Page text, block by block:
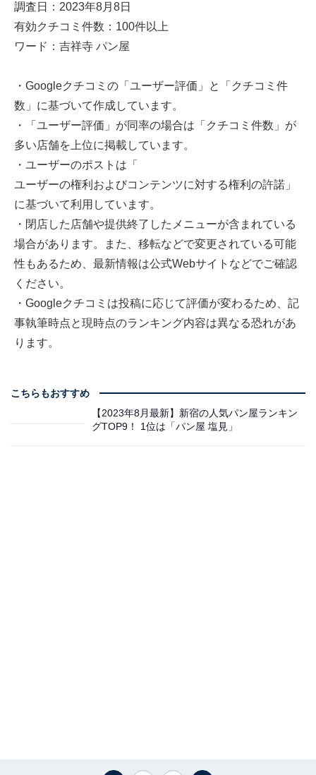
調査日：2023年8月8日
有効クチコミ件数：100件以上
ワード：吉祥寺 パン屋
・Googleクチコミの「ユーザー評価」と「クチコミ件
数」に基づいて作成しています。
・「ユーザー評価」が同率の場合は「クチコミ件数」が
多い店舗を上位に掲載しています。
・ユーザーのポストは「
ユーザーの権利およびコンテンツに対する権利の許諾 」
に基づいて利用しています。
・閉店した店舗や提供終了したメニューが含まれている
場合があります。また、移転などで変更されている可能
性もあるため、最新情報は公式Webサイトなどでご確認
ください。
・Googleクチコミは投稿に応じて評価が変わるため、記
事執筆時点と現時点のランキング内容は異なる恐れがあ
ります。
こちらもおすすめ
【2023年8月最新】新宿の人気パン屋ランキン
グTOP9！ 1位は「パン屋 塩見」